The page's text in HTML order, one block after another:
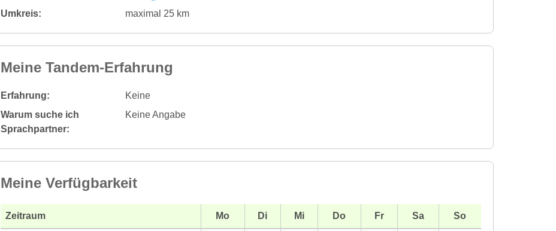
Umkreis:
maximal 25 km
Meine Tandem-Erfahrung
Erfahrung:
Keine
Warum suche ich
Sprachpartner:
Keine Angabe
Meine Verfügbarkeit
Zeitraum Mo Di Mi Do Fr Sa So